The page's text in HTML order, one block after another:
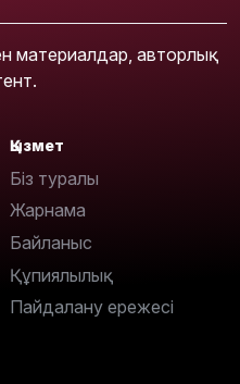
материалдар, авторлық
Қызмет
Біз туралы
Жарнама
Байланыс
Құпиялылық
Пайдалану ережесі